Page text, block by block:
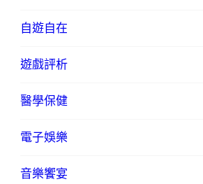
自遊自在
遊戲評析
醫學保健
電子娛樂
音樂饗宴